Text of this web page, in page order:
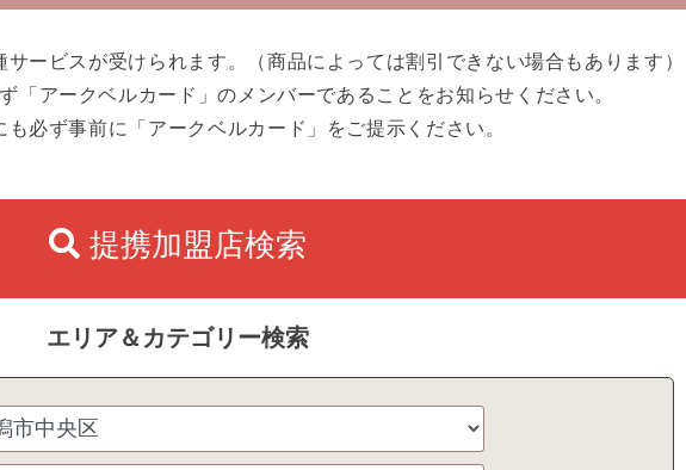
ービスが受けられます。（商品によっては割引できない場合もあります）
「アークベルカード」のメンバーであることをお知らせください。
も必ず事前に「アークベルカード」をご提示ください。
提携加盟店検索
エリア＆カテゴリー検索